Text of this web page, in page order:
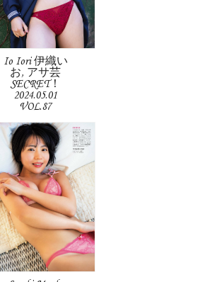
Io Iori 伊織い
お, アサ芸
SECRET！
2024.05.01
VOL.87